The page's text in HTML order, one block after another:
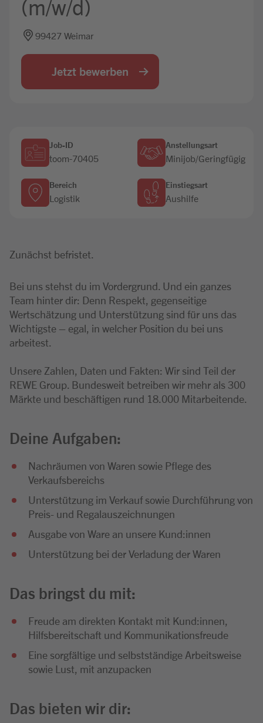
(m/w/d)
99427 Weimar
Jetzt bewerben
Job-ID
toom-70405
Anstellungsart
Minijob/Geringfügig
Bereich
Logistik
Einstiegsart
Aushilfe
Zunächst befristet.
Bei uns stehst du im Vordergrund. Und ein ganzes
Team hinter dir: Denn Respekt, gegenseitige
Wertschätzung und Unterstützung sind für uns das
Wichtigste – egal, in welcher Position du bei uns
arbeitest.
Unsere Zahlen, Daten und Fakten: Wir sind Teil der
REWE Group. Bundesweit betreiben wir mehr als 300
Märkte und beschäftigen rund 18.000 Mitarbeitende.
Deine Aufgaben:
Nachräumen von Waren sowie Pflege des
Verkaufsbereichs
Unterstützung im Verkauf sowie Durchführung von
Preis- und Regalauszeichnungen
Ausgabe von Ware an unsere Kund:innen
Unterstützung bei der Verladung der Waren
Das bringst du mit:
Freude am direkten Kontakt mit Kund:innen,
Hilfsbereitschaft und Kommunikationsfreude
Eine sorgfältige und selbstständige Arbeitsweise
sowie Lust, mit anzupacken
Das bieten wir dir: